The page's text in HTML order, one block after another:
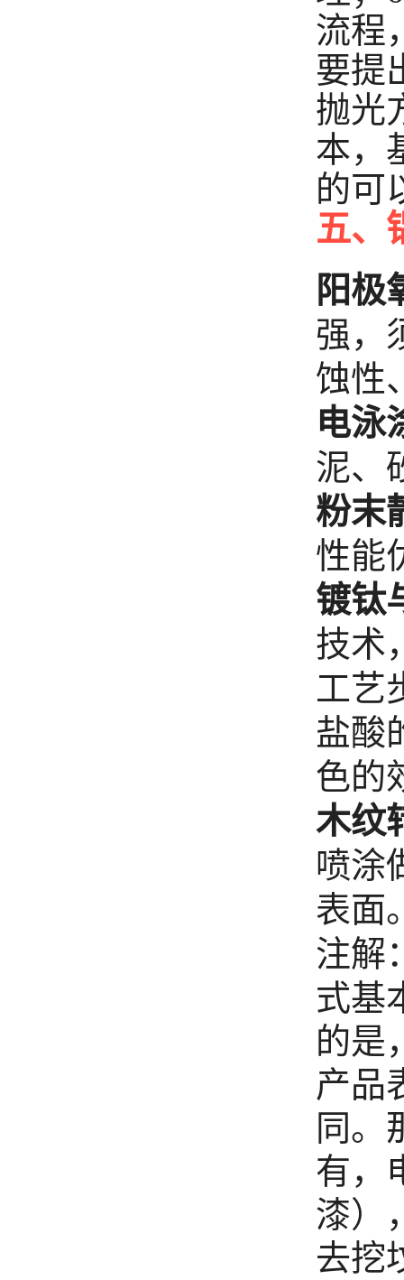
流程
要提
抛光
本，
的可
五、
阳极
强，
蚀性
电泳
泥、
粉末
性能
镀钛
技术
工艺
盐酸
色的
木纹
喷涂
表面
注解
式基
的是
产品
同。
有，
漆）
去挖